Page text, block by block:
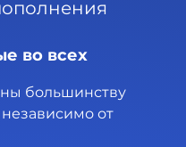
во всех
большинству
от